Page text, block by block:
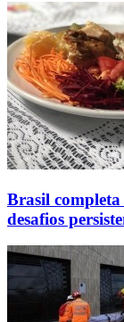
Brasil
desafios